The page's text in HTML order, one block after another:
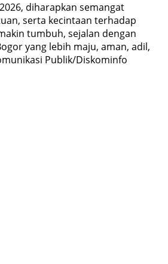
diharapkan semangat
serta kecintaan terhadap
tumbuh, sejalan dengan
yang lebih maju, aman, adil,
Publik/Diskominfo